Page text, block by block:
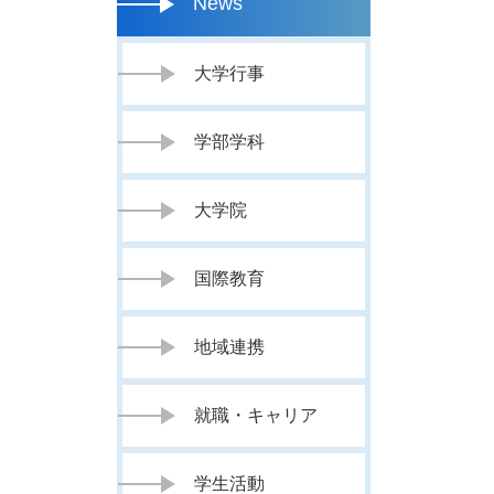
大学行事
学部学科
大学院
国際教育
地域連携
就職・キャリア
学生活動